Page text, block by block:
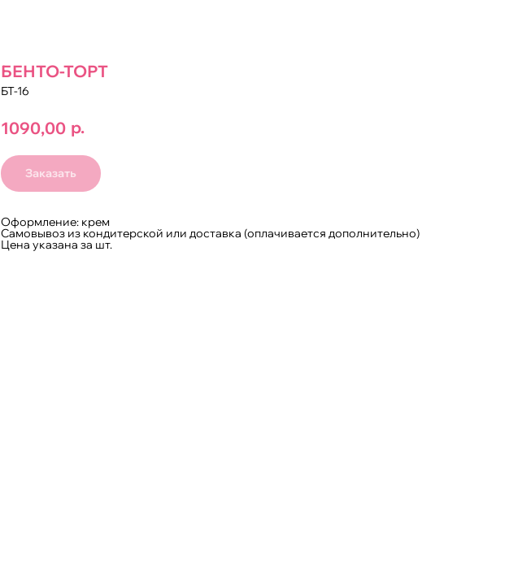
БЕНТО-ТОРТ
БТ-16
1090,00 р.
Заказать
Оформление: крем
Самовывоз из кондитерской или доставка (оплачивается дополнительно)
Цена указана за шт.